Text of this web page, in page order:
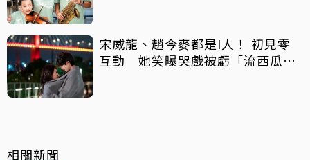
宋威龍、趙今麥都是I人！ 初見零
互動 她笑曝哭戲被虧「流西瓜
相關新聞